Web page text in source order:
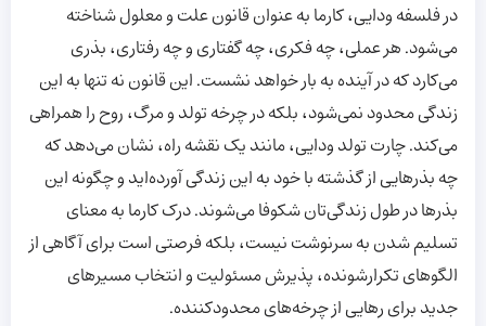
در فلسفه ودایی، کارما به عنوان قانون علت و معلول شناخته
می‌شود. هر عملی، چه فکری، چه گفتاری و چه رفتاری، بذری
می‌کارد که در آینده به بار خواهد نشست. این قانون نه تنها به این
زندگی محدود نمی‌شود، بلکه در چرخه تولد و مرگ، روح را همراهی
می‌کند. چارت تولد ودایی، مانند یک نقشه راه، نشان می‌دهد که
چه بذرهایی از گذشته با خود به این زندگی آورده‌اید و چگونه این
بذرها در طول زندگی‌تان شکوفا می‌شوند. درک کارما به معنای
تسلیم شدن به سرنوشت نیست، بلکه فرصتی است برای آگاهی از
الگوهای تکرارشونده، پذیرش مسئولیت و انتخاب مسیرهای
جدید برای رهایی از چرخه‌های محدودکننده.